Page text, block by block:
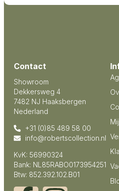
Contact
Showroom
Dekkersweg 4
7482 NJ Haaksbergen
Nederland
+31 (0)85 489 58 00
info@robertscollection.nl
KvK: 56990324
Bank: NL85RABO0173954251
Btw: 852.392.102.B01